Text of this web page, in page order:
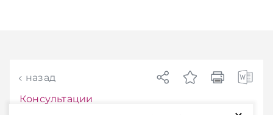
назад
Консультации